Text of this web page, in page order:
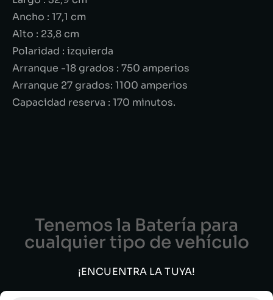
Ancho : 17,1 cm
Alto : 23,8 cm
Polaridad : izquierda
Arranque -18 grados : 750 amperios
Arranque 27 grados: 1100 amperios
Capacidad reserva : 170 minutos.
Tenemos la Batería para
cualquier tipo de vehículo
¡ENCUENTRA LA TUYA!